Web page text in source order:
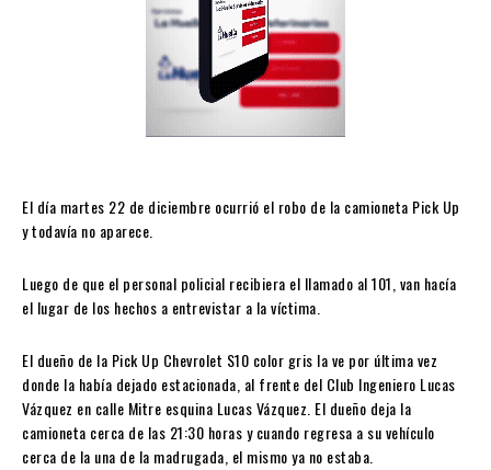
El día martes 22 de diciembre ocurrió el robo de la camioneta Pick Up
y todavía no aparece.
Luego de que el personal policial recibiera el llamado al 101, van hacía
el lugar de los hechos a entrevistar a la víctima.
El dueño de la Pick Up Chevrolet S10 color gris la ve por última vez
donde la había dejado estacionada, al frente del Club Ingeniero Lucas
Vázquez en calle Mitre esquina Lucas Vázquez. El dueño deja la
camioneta cerca de las 21:30 horas y cuando regresa a su vehículo
cerca de la una de la madrugada, el mismo ya no estaba.